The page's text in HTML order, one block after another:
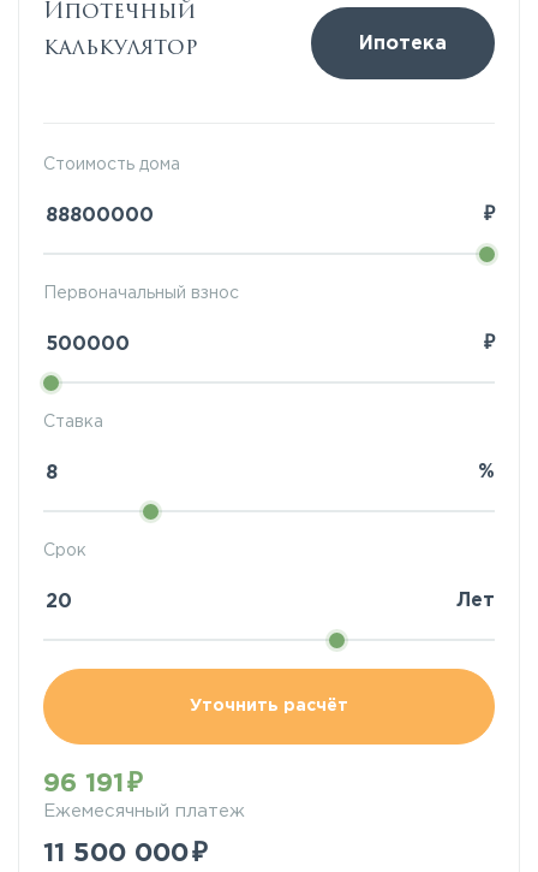
Ипотечный
калькулятор
Ипотека
Стоимость дома
₽
Ставка
%
Первоначальный взнос
₽
Срок
Лет
Уточнить расчёт
96 191
Ежемесячный платеж
11 500 000